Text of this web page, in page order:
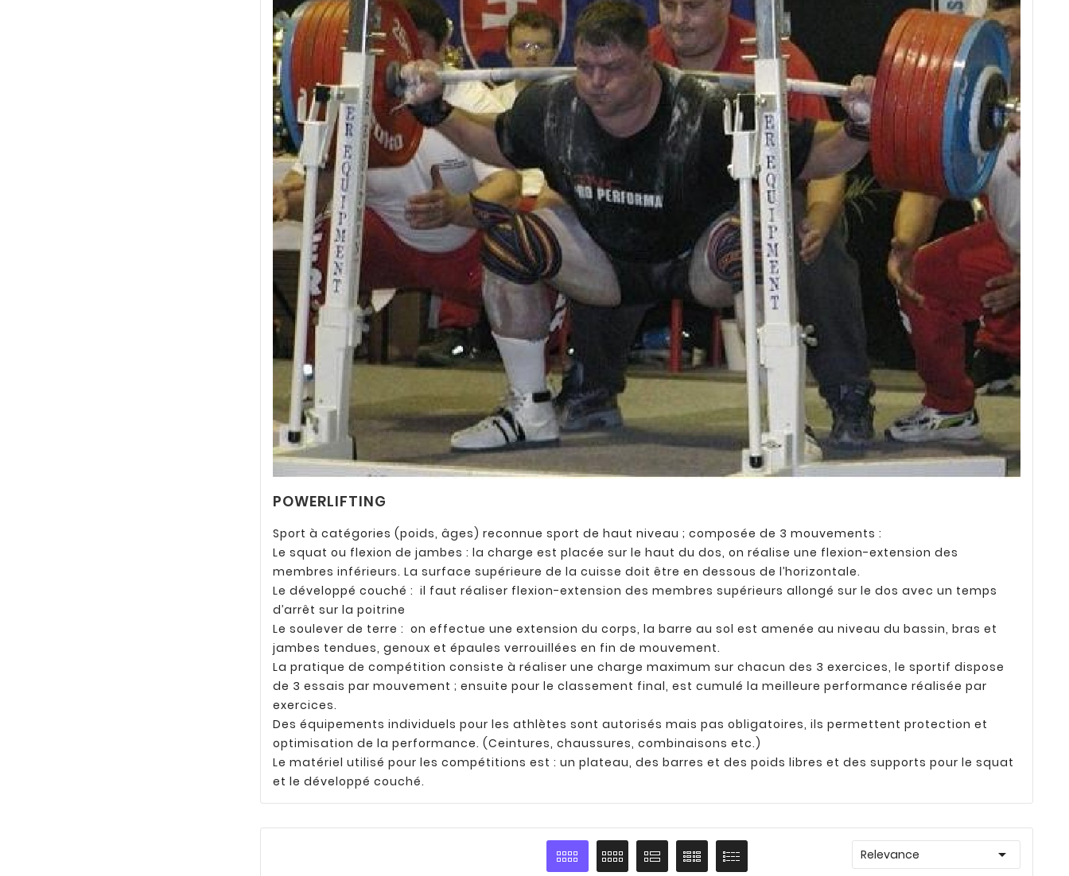
POWERLIFTING
Sport à catégories (poids, âges) reconnue sport de haut niveau ; composée de 3 mouvements :
Le squat ou flexion de jambes : la charge est placée sur le haut du dos, on réalise une flexion-extension des
membres inférieurs. La surface supérieure de la cuisse doit être en dessous de l’horizontale.
Le développé couché : il faut réaliser flexion-extension des membres supérieurs allongé sur le dos avec un temps
d’arrêt sur la poitrine
Le soulever de terre : on effectue une extension du corps, la barre au sol est amenée au niveau du bassin, bras et
jambes tendues, genoux et épaules verrouillées en fin de mouvement.
La pratique de compétition consiste à réaliser une charge maximum sur chacun des 3 exercices, le sportif dispose
de 3 essais par mouvement ; ensuite pour le classement final, est cumulé la meilleure performance réalisée par
exercices.
Des équipements individuels pour les athlètes sont autorisés mais pas obligatoires, ils permettent protection et
optimisation de la performance. (Ceintures, chaussures, combinaisons etc.)
Le matériel utilisé pour les compétitions est : un plateau, des barres et des poids libres et des supports pour le squat
et le développé couché.
Relevance 